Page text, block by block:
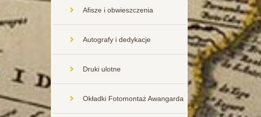
Afisze i obwieszczenia
Autografy i dedykacje
Druki ulotne
Okładki Fotomontaż Awangarda